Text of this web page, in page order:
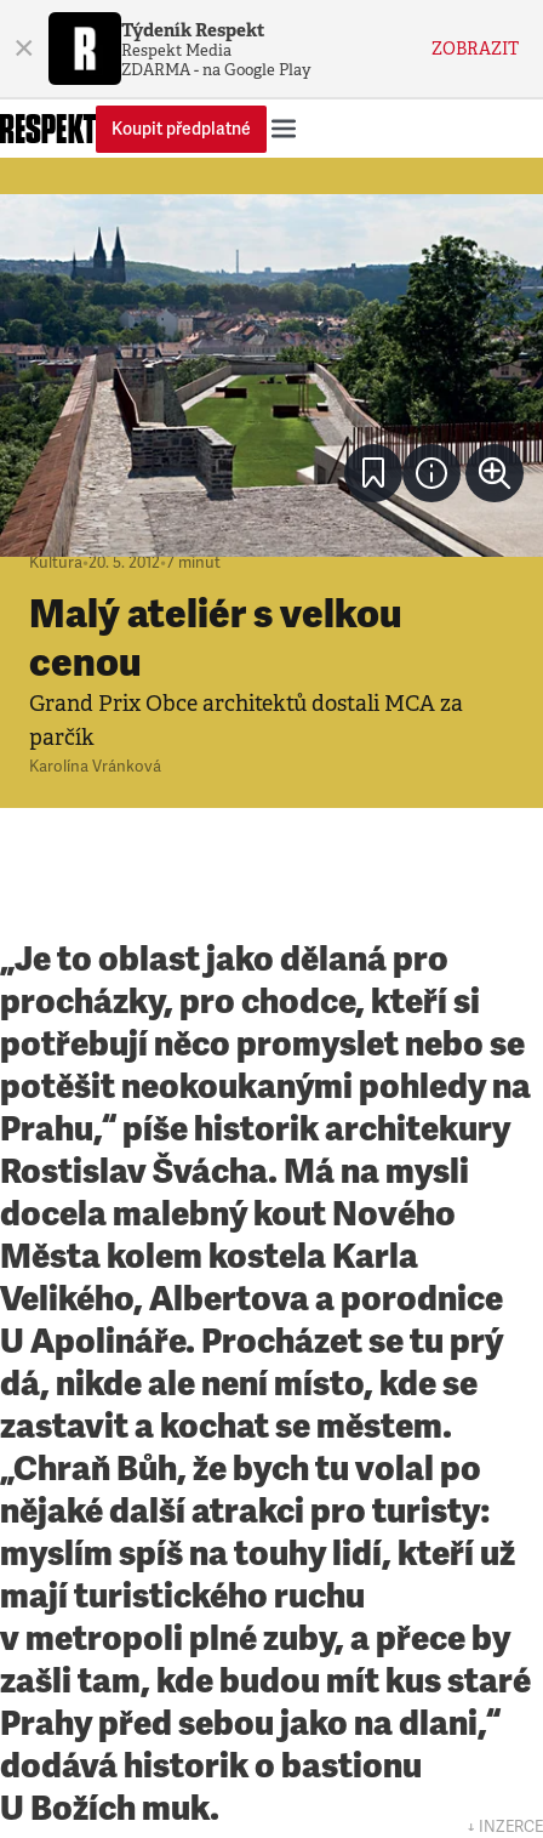
× Týdeník Respekt
Respekt Media
ZDARMA - na Google Play
ZOBRAZIT
Koupit předplatné
Kultura•20. 5. 2012•7minut
Malý ateliér s velkou
cenou
Grand Prix Obce architektů dostali MCA za
parčík
Karolína Vránková
„Je to oblast jako dělaná pro
procházky, pro chodce, kteří si
potřebují něco promyslet nebo se
potěšit neokoukanými pohledy na
Prahu,“ píše historik architekury
Rostislav Švácha. Má na mysli
docela malebný kout Nového
Města kolem kostela Karla
Velikého, Albertova a porodnice
U Apolináře. Procházet se tu prý
dá, nikde ale není místo, kde se
zastavit a kochat se městem.
„Chraň Bůh, že bych tu volal po
nějaké další atrakci pro turisty:
myslím spíš na touhy lidí, kteří už
mají turistického ruchu
v metropoli plné zuby, a přece by
zašli tam, kde budou mít kus staré
Prahy před sebou jako na dlani,“
dodává historik o bastionu
U Božích muk.
↓ INZERCE